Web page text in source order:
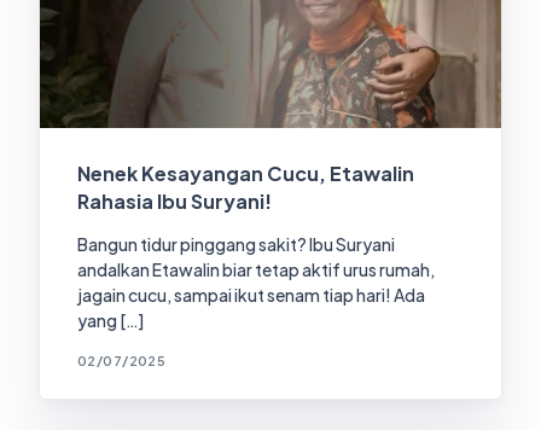
Nenek Kesayangan Cucu, Etawalin
Rahasia Ibu Suryani!
Bangun tidur pinggang sakit? Ibu Suryani
andalkan Etawalin biar tetap aktif urus rumah,
jagain cucu, sampai ikut senam tiap hari! Ada
yang […]
02/07/2025